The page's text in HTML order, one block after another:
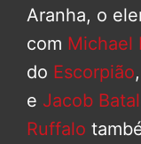
Aranha, o
com Michael
do Escorpião
e Jacob
Ruffalo